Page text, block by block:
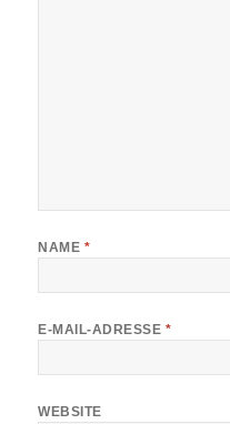
NAME *
E-MAIL-ADRESSE *
WEBSITE